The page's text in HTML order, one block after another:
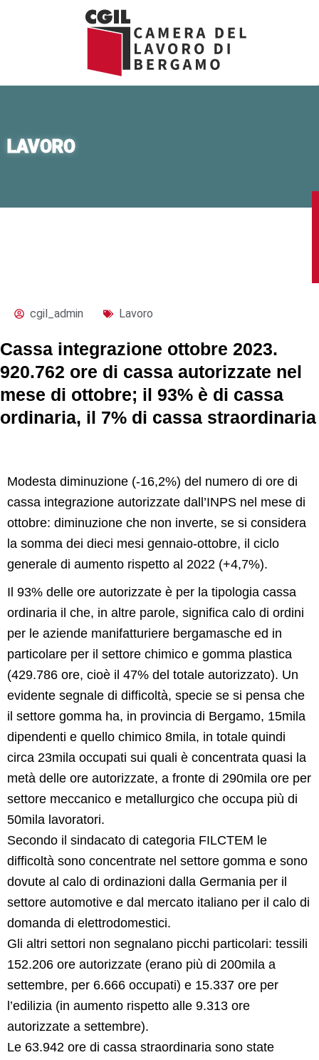
LAVORO
cgil_admin Lavoro
Cassa integrazione ottobre 2023.
920.762 ore di cassa autorizzate nel
mese di ottobre; il 93% è di cassa
ordinaria, il 7% di cassa straordinaria
Modesta diminuzione (-16,2%) del numero di ore di
cassa integrazione autorizzate dall’INPS nel mese di
ottobre: diminuzione che non inverte, se si considera
la somma dei dieci mesi gennaio-ottobre, il ciclo
generale di aumento rispetto al 2022 (+4,7%).
Il 93% delle ore autorizzate è per la tipologia cassa
ordinaria il che, in altre parole, significa calo di ordini
per le aziende manifatturiere bergamasche ed in
particolare per il settore chimico e gomma plastica
(429.786 ore, cioè il 47% del totale autorizzato). Un
evidente segnale di difficoltà, specie se si pensa che
il settore gomma ha, in provincia di Bergamo, 15mila
dipendenti e quello chimico 8mila, in totale quindi
circa 23mila occupati sui quali è concentrata quasi la
metà delle ore autorizzate, a fronte di 290mila ore per
settore meccanico e metallurgico che occupa più di
50mila lavoratori.
Secondo il sindacato di categoria FILCTEM le
difficoltà sono concentrate nel settore gomma e sono
dovute al calo di ordinazioni dalla Germania per il
settore automotive e dal mercato italiano per il calo di
domanda di elettrodomestici.
Gli altri settori non segnalano picchi particolari: tessili
152.206 ore autorizzate (erano più di 200mila a
settembre, per 6.666 occupati) e 15.337 ore per
l’edilizia (in aumento rispetto alle 9.313 ore
autorizzate a settembre).
Le 63.942 ore di cassa straordinaria sono state